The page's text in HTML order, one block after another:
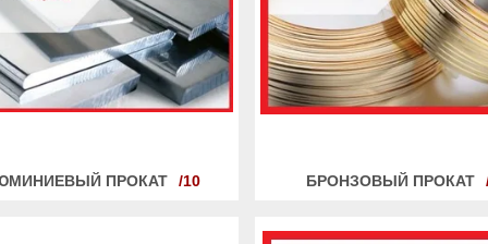
ПРОКАТ 10 БРОНЗОВЫЙ ПРОКАТ